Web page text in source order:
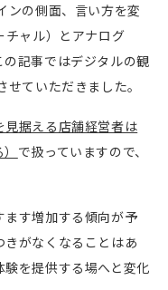
ンの側面、言い方を変
チャル）とアナログ
の記事ではデジタルの観
ていただきました。
見据える店舗経営者は
で扱っていますので、
す増加する傾向が予
がなくなることはあ
を提供する場へと変化